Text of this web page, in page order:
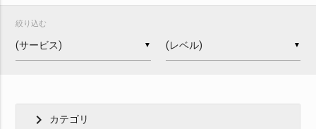
絞り込む
▼ ▼
chevron_right カテゴリ